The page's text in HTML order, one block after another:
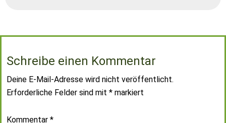
Schreibe einen Kommentar
Deine E-Mail-Adresse wird nicht veröffentlicht.
Erforderliche Felder sind mit * markiert
Kommentar *